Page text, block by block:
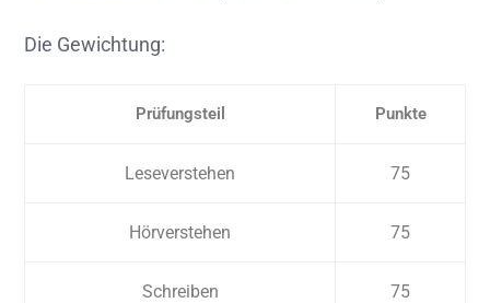
Die Gewichtung:
Prüfungsteil Punkte
Leseverstehen 75
Hörverstehen 75
Schreiben 75